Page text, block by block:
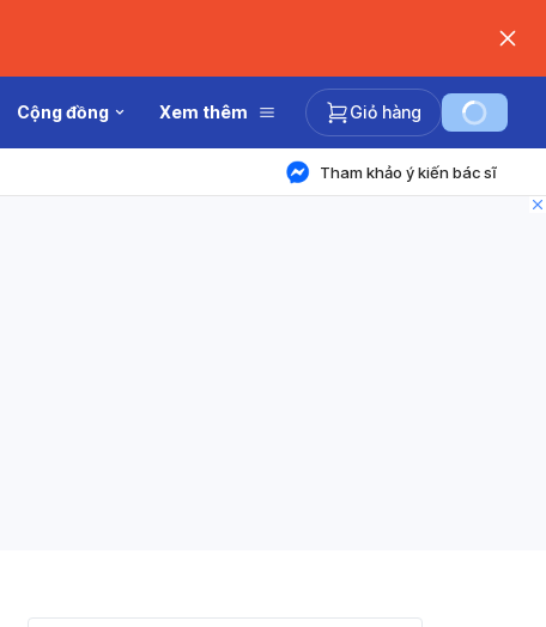
Cộng đồng Xem thêm Giỏ hàng
Tham khảo ý kiến bác sĩ